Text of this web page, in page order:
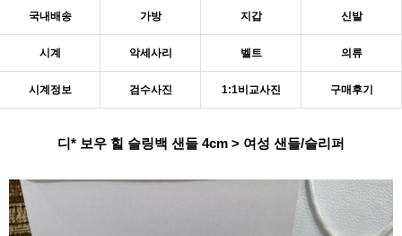
국내배송 가방 지갑 신발
시계 악세사리 벨트 의류
시계정보 검수사진 1:1비교사진 구매후기
디* 보우 힐 슬링백 샌들 4cm > 여성 샌들/슬리퍼